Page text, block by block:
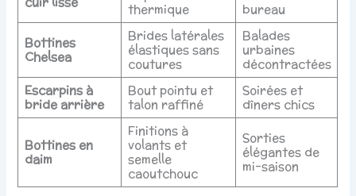
thermique
bureau
Bottines
Chelsea
Brides latérales
élastiques sans
coutures
Balades
urbaines
décontractées
Escarpins à
bride arrière
Bout pointu et
talon raffiné
Soirées et
dîners chics
Bottines en
daim
Finitions à
volants et
semelle
caoutchouc
Sorties
élégantes de
mi-saison